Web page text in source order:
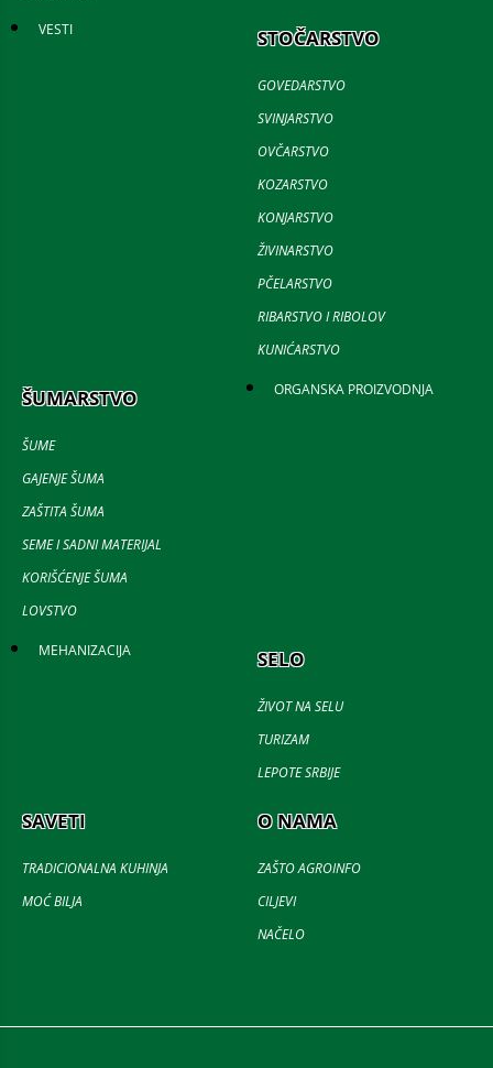
VESTI STOČARSTVO
GOVEDARSTVO
SVINJARSTVO
OVČARSTVO
KOZARSTVO
KONJARSTVO
ŽIVINARSTVO
PČELARSTVO
RIBARSTVO I RIBOLOV
KUNIĆARSTVO
ŠUMARSTVO
ŠUME
GAJENJE ŠUMA
ZAŠTITA ŠUMA
SEME I SADNI MATERIJAL
KORIŠĆENJE ŠUMA
LOVSTVO
ORGANSKA PROIZVODNJA
MEHANIZACIJA SELO
ŽIVOT NA SELU
TURIZAM
LEPOTE SRBIJE
SAVETI
TRADICIONALNA KUHINJA
MOĆ BILJA
O NAMA
ZAŠTO AGROINFO
CILJEVI
NAČELO